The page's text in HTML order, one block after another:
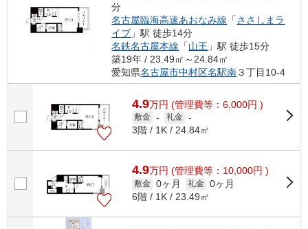
分
名古屋臨海高速あおなみ線 「ささしまラ
イブ 」駅 徒歩14分
名鉄名古屋本線 「山王 」駅 徒歩15分
築19年 / 23.49㎡～24.84㎡
愛知県名古屋市中村区名駅南３丁目10-4
4.9万円 (管理費等：6,000円 )
敷金 - 礼金 -
3階 / 1K / 24.84㎡
4.9万円 (管理費等：10,000円 )
敷金 0ヶ月 礼金 0ヶ月
6階 / 1K / 23.49㎡